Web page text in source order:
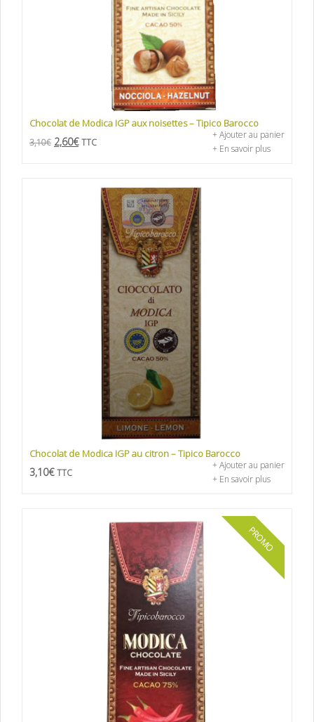
Chocolat de Modica IGP aux noisettes – Tipico Barocco
3,10€ 2,60€ TTC
+ Ajouter au panier
+ En savoir plus
Chocolat de Modica IGP au citron – Tipico Barocco
3,10€ TTC
+ Ajouter au panier
+ En savoir plus
PROMO